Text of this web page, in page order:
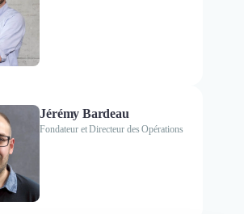
Jérémy Bardeau
Fondateur et Directeur des Opérations